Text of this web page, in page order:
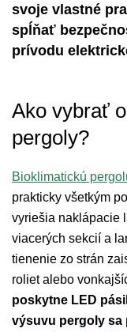
svoje vlastné
spĺňať
prívodu
Ako vybrať
pergoly?
Bioklimatickú
prakticky všetkým
vyriešia naklápacie
viacerých sekcií a
tienenie zo strán
roliet alebo
poskytne LED
výsuvu pergoly sa